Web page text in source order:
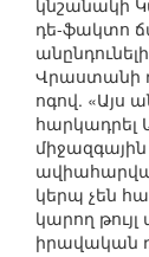
կնշանակի
դե-ֆակտո
Վրաստանի
ոգով. «Այս
հարկադրել
կերպ չեն
կարող
իրավական